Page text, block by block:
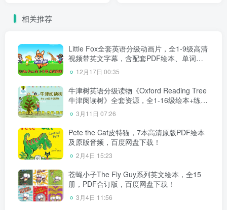
相关推荐
Little Fox全套英语分级动画片，全1-9级高清
视频带英文字幕，含配套PDF绘本、单词和
音频MP3，百度网盘下载！
12月17日 00:35
牛津树英语分级读物《Oxford Reading Tree
牛津阅读树》全套资源，全1-16级绘本+练习
册+音频+精讲视频，百度网盘下载！
3月11日 07:26
Pete the Cat皮特猫，7本高清原版PDF绘本
及原版音频，百度网盘下载！
2月4日 15:23
苍蝇小子The Fly Guy系列英文绘本，全15
册，PDF合订版，百度网盘下载！
3月4日 11:56